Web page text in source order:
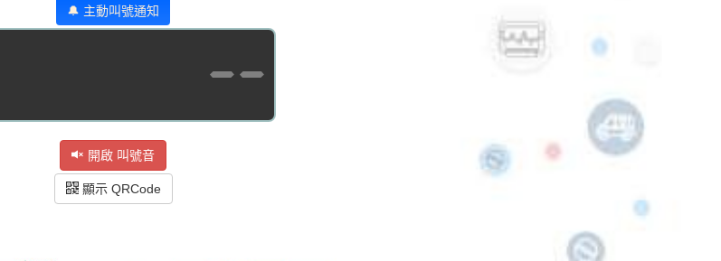
🔔 主動叫號通知
--
開啟 叫號音
顯示 QRCode